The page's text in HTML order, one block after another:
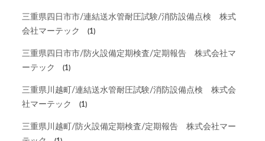
三重県四日市市/連結送水管耐圧試験/消防設備点検 株式
会社マーテック
(1)
三重県四日市市/防火設備定期検査/定期報告 株式会社マ
ーテック
(1)
三重県川越町/連結送水管耐圧試験/消防設備点検 株式会
社マーテック
(1)
三重県川越町/防火設備定期検査/定期報告 株式会社マー